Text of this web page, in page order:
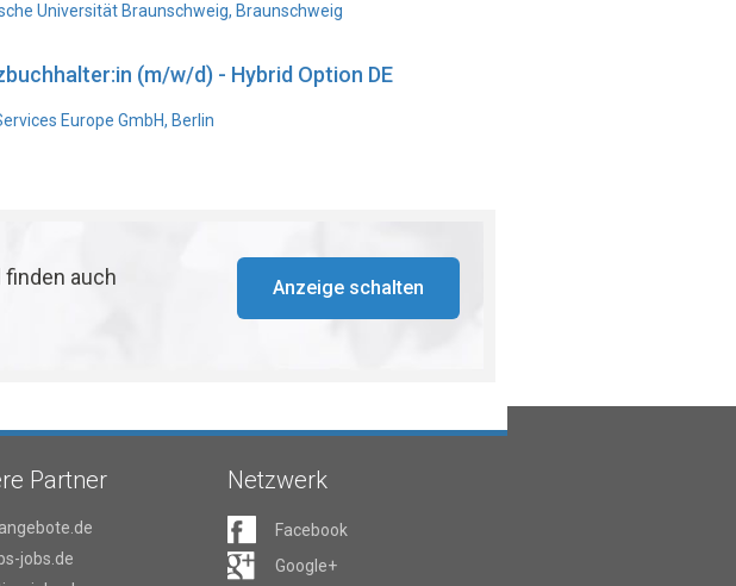
Universität Braunschweig, Braunschweig
(m/w/d) - Hybrid Option DE
Europe GmbH, Berlin
auch
Anzeige schalten
Partner
jobs.de
Netzwerk
Facebook
Google+